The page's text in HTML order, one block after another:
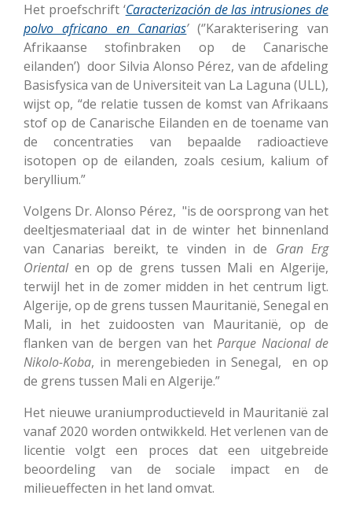
Het proefschrift ‘Caracterización de las intrusiones de
polvo africano en Canarias’(‘’Karakterisering van
Afrikaanse stofinbraken op de Canarische
eilanden’) door Silvia Alonso Pérez, van de afdeling
Basisfysica van de Universiteit van La Laguna (ULL),
wijst op, “de relatie tussen de komst van Afrikaans
stof op de Canarische Eilanden en de toename van
de concentraties van bepaalde radioactieve
isotopen op de eilanden, zoals cesium, kalium of
beryllium.”
Volgens Dr. Alonso Pérez, "is de oorsprong van het
deeltjesmateriaal dat in de winter het binnenland
van Canarias bereikt, te vinden in de Gran Erg
Orientalen op de grens tussen Mali en Algerije,
terwijl het in de zomer midden in het centrum ligt.
Algerije, op de grens tussen Mauritanië, Senegal en
Mali, in het zuidoosten van Mauritanië, op de
flanken van de bergen van hetParque Nacional de
Nikolo-Koba, in merengebieden in Senegal, en op
de grens tussen Mali en Algerije.”
Het nieuwe uraniumproductieveld in Mauritanië zal
vanaf 2020 worden ontwikkeld. Het verlenen van de
licentie volgt een proces dat een uitgebreide
beoordeling van de sociale impact en de
milieueffecten in het land omvat.